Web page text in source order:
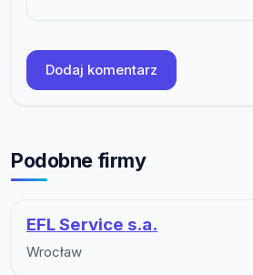
Dodaj komentarz
Podobne firmy
EFL Service s.a.
Wrocław